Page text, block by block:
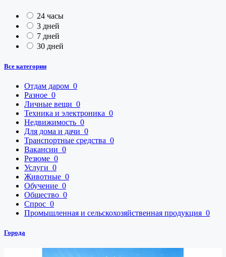
24 часы
3 дней
7 дней
30 дней
Все категории
Отдам даром 0
Разное 0
Личные вещи 0
Техника и электроника 0
Недвижимость 0
Для дома и дачи 0
Транспортные средства 0
Вакансии 0
Резюме 0
Услуги 0
Животные 0
Обучение 0
Общество 0
Спрос 0
Промышленная и сельскохозяйственная продукция 0
Города